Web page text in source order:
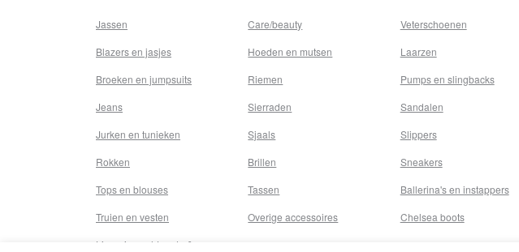
Jassen
Blazers en jasjes
Broeken en jumpsuits
Jeans
Jurken en tunieken
Rokken
Tops en blouses
Truien en vesten
Lingerie,nachtmode &
Care/beauty
Hoeden en mutsen
Riemen
Sierraden
Sjaals
Brillen
Tassen
Overige accessoires
Veterschoenen
Laarzen
Pumps en slingbacks
Sandalen
Slippers
Sneakers
Ballerina's en instappers
Chelsea boots